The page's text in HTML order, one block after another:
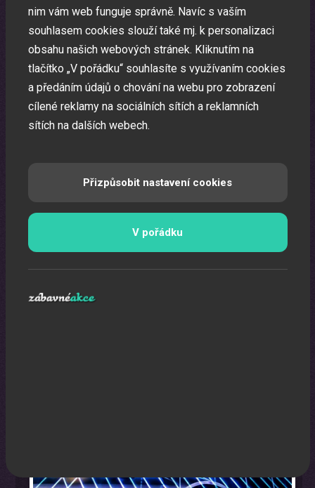
Oslava narozenin s animátorem
Uspořádáme pro vaše děti nezapomenutelnou oslavu.
nim vám web funguje správně. Navíc s vaším
souhlasem cookies slouží také mj. k personalizaci
obsahu našich webových stránek. Kliknutím na
tlačítko „V pořádku“ souhlasíte s využívaním cookies
a předáním údajů o chování na webu pro zobrazení
cílené reklamy na sociálních sítích a reklamních
sítích na dalších webech.
Přizpůsobit nastavení cookies
V pořádku